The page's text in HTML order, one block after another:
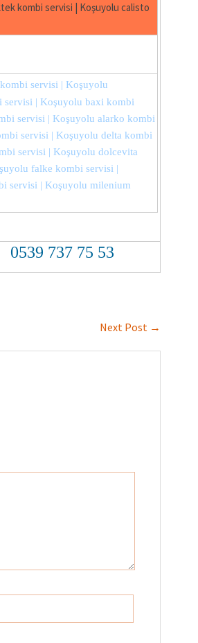
kombi servisi | Koşuyolu calisto
servisi | Koşuyolu
servisi | Koşuyolu baxi kombi
servisi | Koşuyolu alarko kombi
servisi | Koşuyolu delta kombi
servisi | Koşuyolu dolcevita
falke kombi servisi |
servisi | Koşuyolu milenium
0539 737 75 53
Next Post →